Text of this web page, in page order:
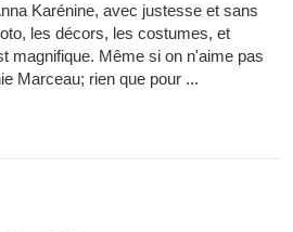
Karénine, avec justesse et sans
les décors, les costumes, et
magnifique. Même si on n'aime pas
Marceau; rien que pour ...